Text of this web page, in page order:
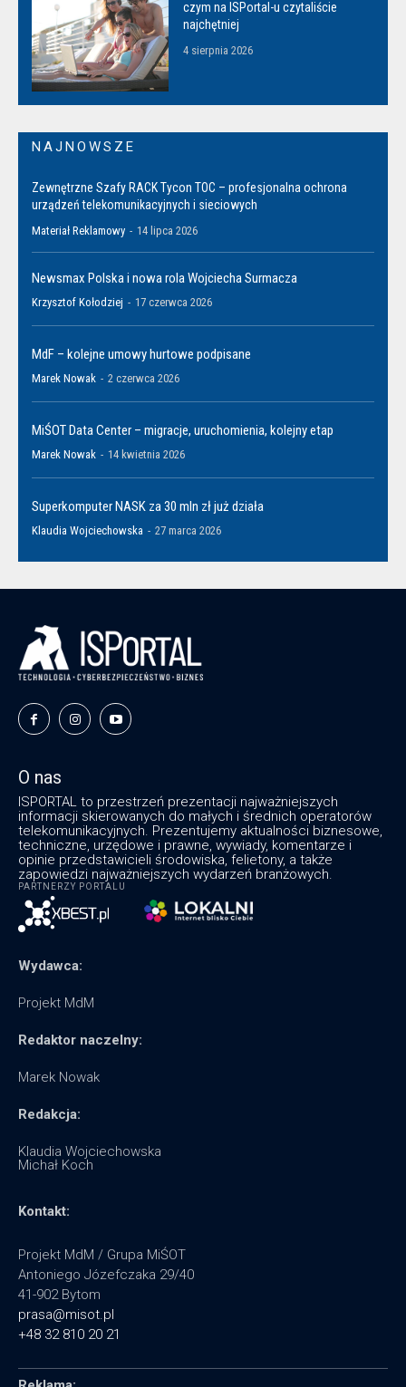
czym na ISPortal-u czytaliście
najchętniej
4 sierpnia 2026
NAJNOWSZE
Zewnętrzne Szafy RACK Tycon TOC – profesjonalna ochrona
urządzeń telekomunikacyjnych i sieciowych
Materiał Reklamowy - 14 lipca 2026
Newsmax Polska i nowa rola Wojciecha Surmacza
Krzysztof Kołodziej - 17 czerwca 2026
MdF – kolejne umowy hurtowe podpisane
Marek Nowak - 2 czerwca 2026
MiŚOT Data Center – migracje, uruchomienia, kolejny etap
Marek Nowak - 14 kwietnia 2026
Superkomputer NASK za 30 mln zł już działa
Klaudia Wojciechowska - 27 marca 2026
O nas
ISPORTAL to przestrzeń prezentacji najważniejszych
informacji skierowanych do małych i średnich operatorów
telekomunikacyjnych. Prezentujemy aktualności biznesowe,
techniczne, urzędowe i prawne, wywiady, komentarze i
opinie przedstawicieli środowiska, felietony, a także
zapowiedzi najważniejszych wydarzeń branżowych.
PARTNERZY PORTALU
Wydawca:
Projekt MdM
Redaktor naczelny:
Marek Nowak
Redakcja:
Klaudia Wojciechowska
Michał Koch
Kontakt:
Projekt MdM / Grupa MiŚOT
Antoniego Józefczaka 29/40
41-902 Bytom
prasa@misot.pl
+48 32 810 20 21